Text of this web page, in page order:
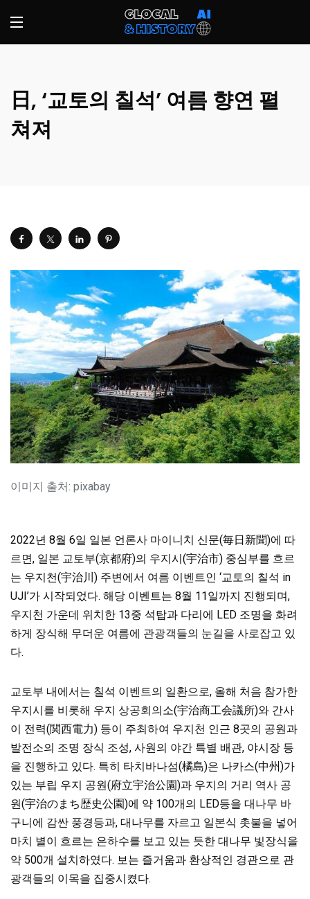
日, ‘교토의 칠석’ 여름 향연 펼
쳐져
이미지 출처: pixabay
2022년 8월 6일 일본 언론사 마이니치 신문(毎日新聞)에 따
르면, 일본 교토부(京都府)의 우지시(宇治市) 중심부를 흐르
는 우지천(宇治川) 주변에서 여름 이벤트인 ‘교토의 칠석 in
UJI’가 시작되었다. 해당 이벤트는 8월 11일까지 진행되며,
우지천 가운데 위치한 13중 석탑과 다리에 LED 조명을 화려
하게 장식해 무더운 여름에 관광객들의 눈길을 사로잡고 있
다.
교토부 내에서는 칠석 이벤트의 일환으로, 올해 처음 참가한
우지시를 비롯해 우지 상공회의소(宇治商工会議所)와 간사
이 전력(関西電力) 등이 주최하여 우지천 인근 8곳의 공원과
발전소의 조명 장식 조성, 사원의 야간 특별 배관, 야시장 등
을 진행하고 있다. 특히 타치바나섬(橘島)은 나카스(中州)가
있는 부립 우지 공원(府立宇治公園)과 우지의 거리 역사 공
원(宇治のまち歴史公園)에 약 100개의 LED등을 대나무 바
구니에 감싼 풍경등과, 대나무를 자르고 일본식 촛불을 넣어
마치 별이 흐르는 은하수를 보고 있는 듯한 대나무 빛장식을
약 500개 설치하였다. 보는 즐거움과 환상적인 경관으로 관
광객들의 이목을 집중시켰다.